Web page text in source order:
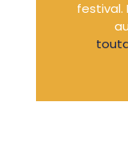
festival.